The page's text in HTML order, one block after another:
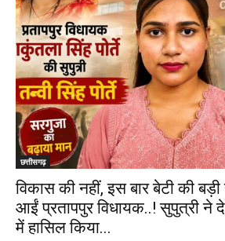
छत्तीसगढ़
विकास की नहीं, इस बार बेटी की
आईं प्रतापपुर विधायक..! सुपुत्री ने
में हासिल किया...